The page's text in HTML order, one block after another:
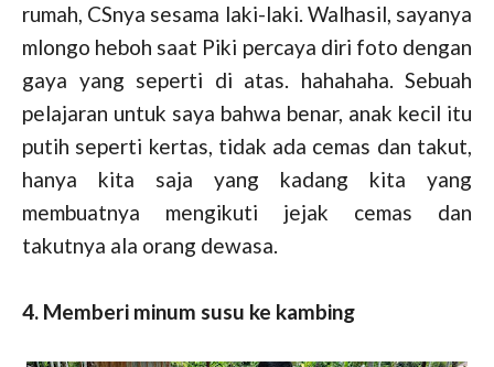
rumah, CSnya sesama laki-laki. Walhasil, sayanya
mlongo heboh saat Piki percaya diri foto dengan
gaya yang seperti di atas. hahahaha. Sebuah
pelajaran untuk saya bahwa benar, anak kecil itu
putih seperti kertas, tidak ada cemas dan takut,
hanya kita saja yang kadang kita yang
membuatnya mengikuti jejak cemas dan
takutnya ala orang dewasa.
4. Memberi minum susu ke kambing